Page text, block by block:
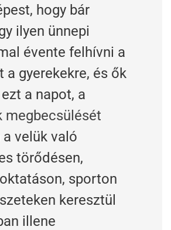
hogy bár
ilyen ünnepi
évente felhívni a
a gyerekekre, és ők
a napot, a
megbecsülését
velük való
törődésen,
sporton
keresztül
illene